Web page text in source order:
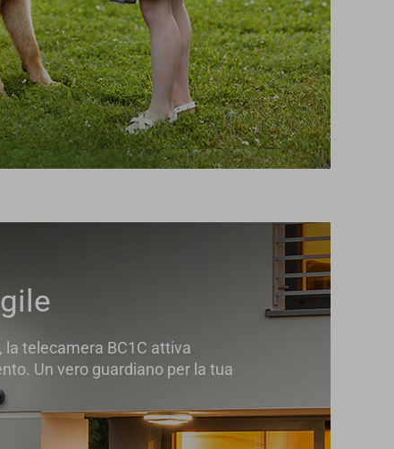
telecamera BC1C attiva
Un vero guardiano per la tua